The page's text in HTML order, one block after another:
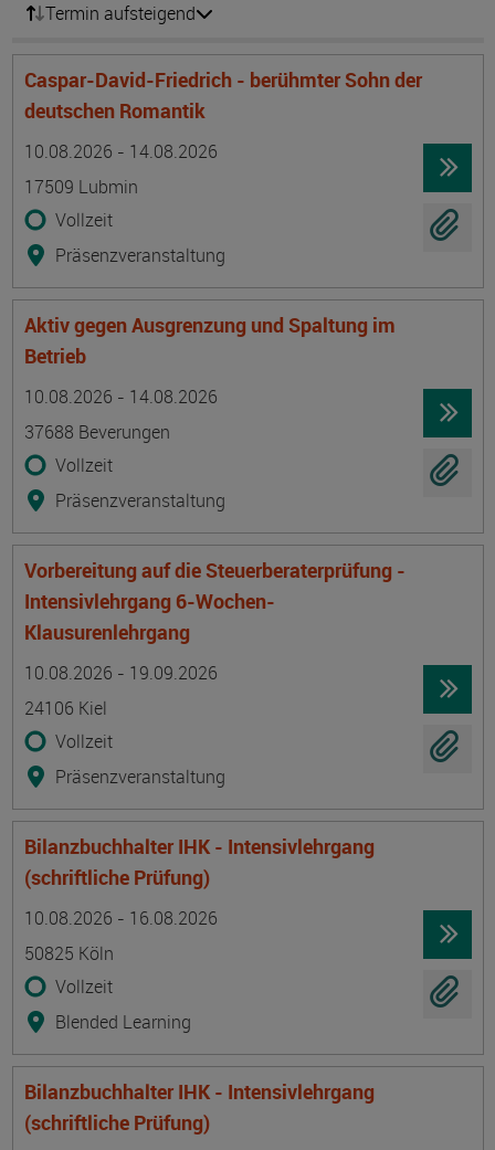
Termin aufsteigend
Caspar-David-Friedrich - berühmter Sohn der
deutschen Romantik
10.08.2026 - 14.08.2026
17509 Lubmin
Vollzeit
Präsenzveranstaltung
Aktiv gegen Ausgrenzung und Spaltung im
Betrieb
10.08.2026 - 14.08.2026
37688 Beverungen
Vollzeit
Präsenzveranstaltung
Vorbereitung auf die Steuerberaterprüfung -
Intensivlehrgang 6-Wochen-
Klausurenlehrgang
10.08.2026 - 19.09.2026
24106 Kiel
Vollzeit
Präsenzveranstaltung
Bilanzbuchhalter IHK - Intensivlehrgang
(schriftliche Prüfung)
10.08.2026 - 16.08.2026
50825 Köln
Vollzeit
Blended Learning
Bilanzbuchhalter IHK - Intensivlehrgang
(schriftliche Prüfung)